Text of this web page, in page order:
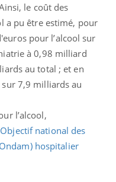
le coût des
a pu être estimé, pour
pour l’alcool sur
à 0,98 milliard
au total ; et en
sur 7,9 milliards au
l’alcool,
Objectif national des
hospitalier